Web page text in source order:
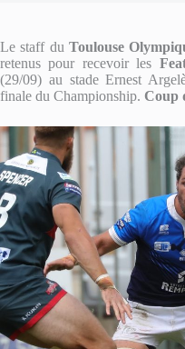
Le staff du Toulouse
retenus pour recevoir les
(29/09) au stade Ernest
finale du Championship. Coup